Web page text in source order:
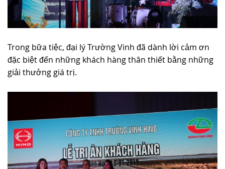
Trong bữa tiệc, đại lý Trường Vinh đã dành lời cảm ơn
đặc biệt đến những khách hàng thân thiết bằng những
giải thưởng giá trị.